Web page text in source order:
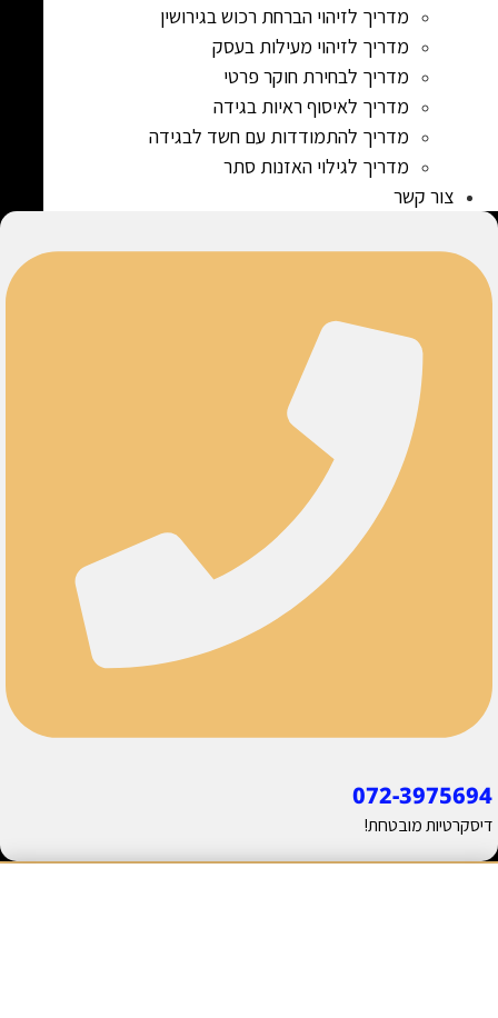
מדריך לזיהוי הברחת רכוש בגירושין
מדריך לזיהוי מעילות בעסק
מדריך לבחירת חוקר פרטי
מדריך לאיסוף ראיות בגידה
מדריך להתמודדות עם חשד לבגידה
מדריך לגילוי האזנות סתר
צור קשר
072-3975694
דיסקרטיות מובטחת!